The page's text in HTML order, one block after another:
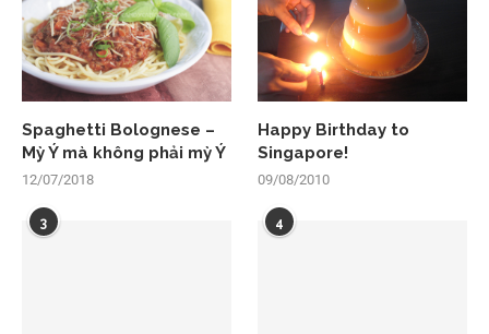
Spaghetti Bolognese –
Mỳ Ý mà không phải mỳ Ý
12/07/2018
Happy Birthday to
Singapore!
09/08/2010
3 4